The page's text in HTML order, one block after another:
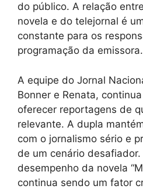
do público. A relação
novela e do telejornal é
constante para os
programação da emissora.
A equipe do Jornal
Bonner e Renata,
oferecer reportagens de
relevante. A dupla
com o jornalismo sério e
de um cenário
desempenho da novela
continua sendo um fator